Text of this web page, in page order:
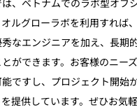
ルグローラボを利用すれば
なエンジニアを加え、長期
ができます。お客様のニー
ですし、プロジェクト開始
提供しています。ぜひお気